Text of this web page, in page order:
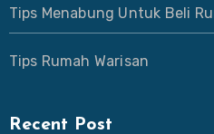
Tips Menabung Untuk Beli
Tips Rumah Warisan
Recent Post